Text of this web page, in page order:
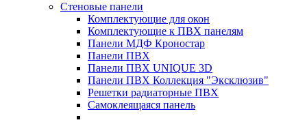
Стеновые панели
Комплектующие для окон
Комплектующие к ПВХ панелям
Панели МДФ Кроностар
Панели ПВХ
Панели ПВХ UNIQUE 3D
Панели ПВХ Коллекция "Эксклюзив"
Решетки радиаторные ПВХ
Самоклеящаяся панель